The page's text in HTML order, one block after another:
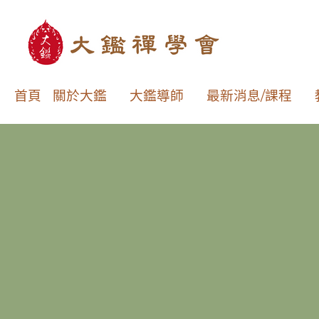
首頁 關於大鑑 大鑑導師 最新消息/課程